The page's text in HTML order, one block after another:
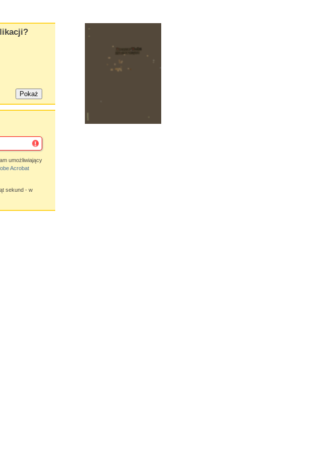
umożliwiający
Acrobat
sekund - w